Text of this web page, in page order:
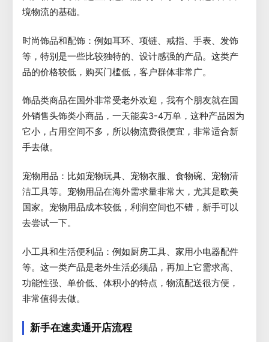
境物流的基础。
时尚饰品和配饰：例如耳环、项链、戒指、手表、发饰
等，特别是一些比较独特的、设计感强的产品。这类产
品的价格较低，购买门槛低，客户群体非常广。
饰品类商品在国外非常受老外欢迎，我有个朋友就在国
外销售头饰类小商品，一天能卖3-4万单，这种产品因为
它小，占用空间不多，所以物流费很便宜，非常适合新
手去做。
宠物用品：比如宠物玩具、宠物衣服、食物碗、宠物清
洁工具等。宠物用品在海外需求量非常大，尤其是欧美
国家。宠物用品成本较低，利润空间也不错，新手可以
去尝试一下。
小工具和生活便利品：例如厨房工具、家用小电器配件
等。这一类产品是老外生活必须品，再加上它需求高、
功能性强、单价低、体积小的特点，物流配送很方便，
非常值得去做。
新手在速卖通开店流程